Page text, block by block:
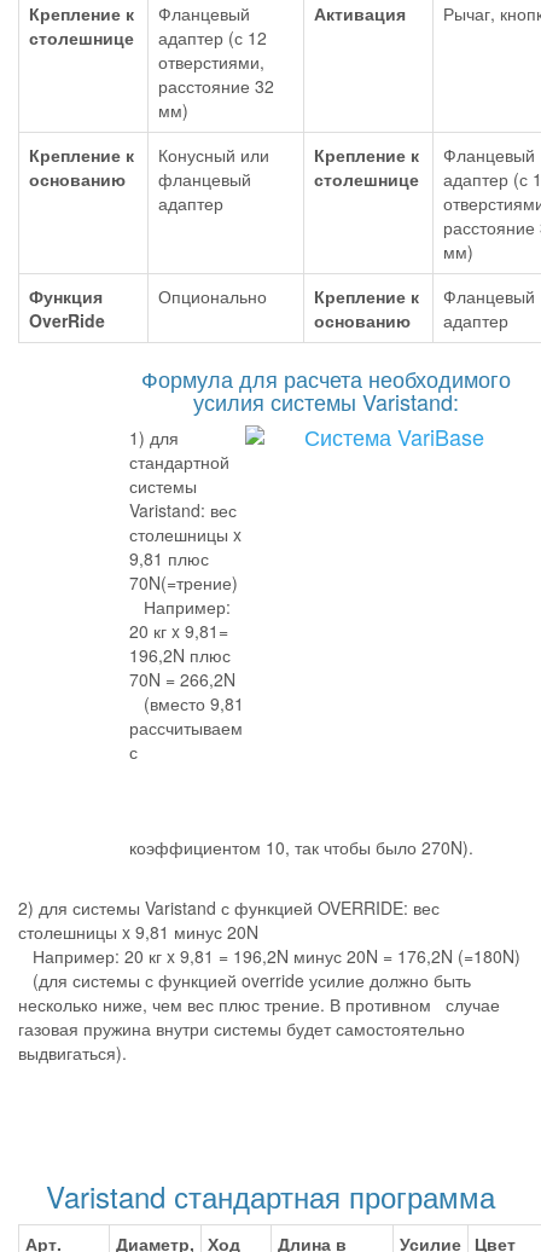
Крепление к
столешнице
Фланцевый
адаптер (с 12
отверстиями,
расстояние 32
мм)
Активация Рычаг,
Крепление к
основанию
Конусный или
фланцевый
адаптер
Крепление к
столешнице
Фланцевый
адаптер (с
расстояние
мм)
Функция
OverRide
Опционально
Крепление к
основанию
Фланцевый
адаптер
Формула для расчета необходимого
усилия системы Varistand:
1) для
стандартной
системы
Varistand: вес
столешницы x
9,81 плюс
70N(=трение)
Например:
20 кг x 9,81=
196,2N плюс
70N = 266,2N
(вместо 9,81
рассчитываем
с
коэффициентом 10, так чтобы было 270N).
2) для системы Varistand с функцией OVERRIDE: вес
столешницы x 9,81 минус 20N
Например: 20 кг x 9,81 = 196,2N минус 20N = 176,2N (=180N)
(для системы с функцией override усилие должно быть
несколько ниже, чем вес плюс трение. В противном случае
газовая пружина внутри системы будет самостоятельно
выдвигаться).
Varistand стандартная программа
Арт. Диаметр, Ход Длина в Усилие Цвет